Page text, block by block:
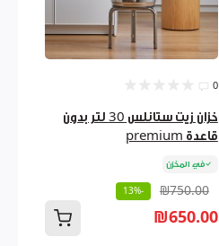
0
خزان زيت ستانلس 30 لتر بدون
قاعدة premium
في المخزن
₪750.00
-13%
₪650.00